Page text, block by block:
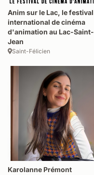
Anim sur le Lac, le festival
international de cinéma
d'animation au Lac-Saint-
Jean
Saint-Félicien
Karolanne Prémont